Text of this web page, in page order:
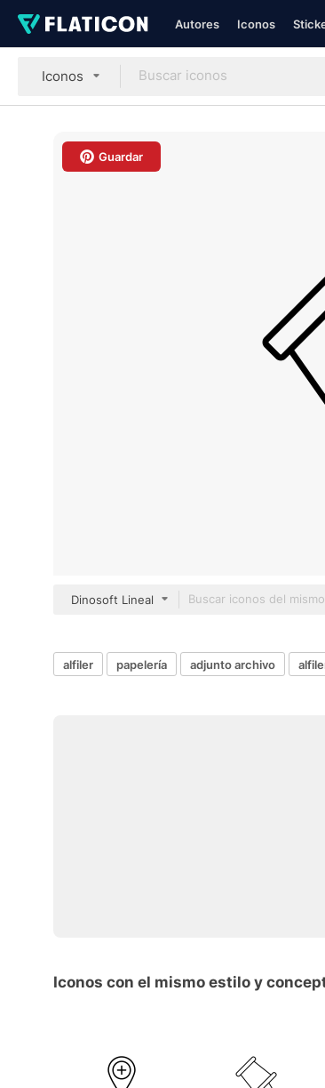
Autores Iconos
Iconos
Guardar
Dinosoft Lineal
alfiler papelería adjunto archivo
Iconos con el mismo estilo y